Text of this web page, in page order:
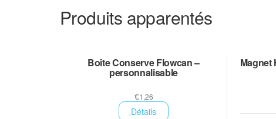
Produits apparentés
Boîte Conserve Flowcan –
personnalisable
€1,26
Détails
Magnet